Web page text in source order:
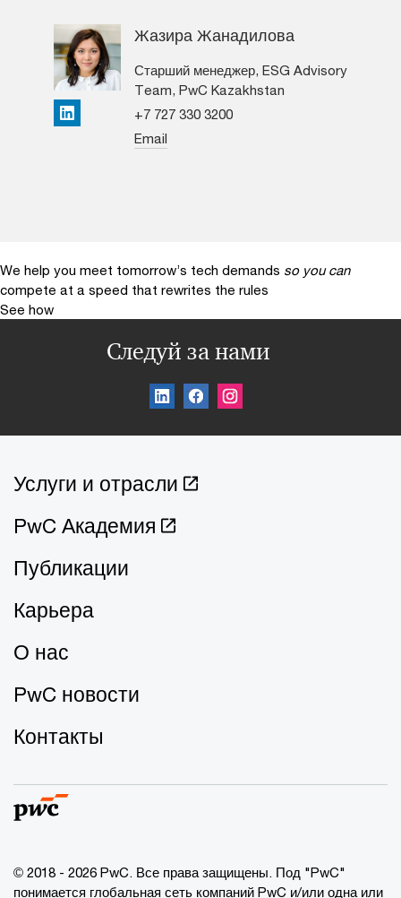
LinkedIn
Жазира Жанадилова
Старший менеджер, ESG Advisory
Team, PwC Kazakhstan
+7 727 330 3200
Email
We help you meet tomorrow’s tech demands so you can
compete at a speed that rewrites the rules
See how
Следуй за нами
Услуги и отрасли
PwC Академия
Публикации
Карьера
О нас
PwC новости
Контакты
© 2018 - 2026 PwC. Все права защищены. Под "PwC"
понимается глобальная сеть компаний PwC и/или одна или